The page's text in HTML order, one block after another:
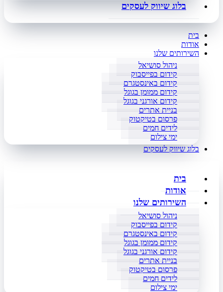
בלוג שיווק לעסקים
בית
אודות
השירותים שלנו
ניהול סושיאל
קידום בפייסבוק
קידום באינסטגרם
קידום ממומן בגוגל
קידום אורגני בגוגל
בניית אתרים
פרסום בטיקטוק
לידים חמים
ימי צילום
בלוג שיווק לעסקים
בית
אודות
השירותים שלנו
ניהול סושיאל
קידום בפייסבוק
קידום באינסטגרם
קידום ממומן בגוגל
קידום אורגני בגוגל
בניית אתרים
פרסום בטיקטוק
לידים חמים
ימי צילום